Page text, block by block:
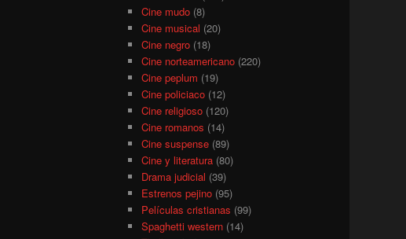
Cine mudo(8)
Cine musical (20)
Cine negro(18)
Cine norteamericano(220)
Cine peplum (19)
Cine policiaco(12)
Cine religioso(120)
Cine romanos (14)
Cine suspense(89)
Cine y literatura(80)
Drama judicial (39)
Estrenos pejino(95)
Películas cristianas (99)
Spaghetti western(14)